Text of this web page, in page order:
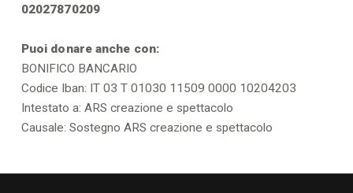
02027870209
Puoi donare anche con:
BONIFICO BANCARIO
Codice Iban: IT 03 T 01030 11509 0000 10204203
Intestato a: ARS creazione e spettacolo
Causale: Sostegno ARS creazione e spettacolo